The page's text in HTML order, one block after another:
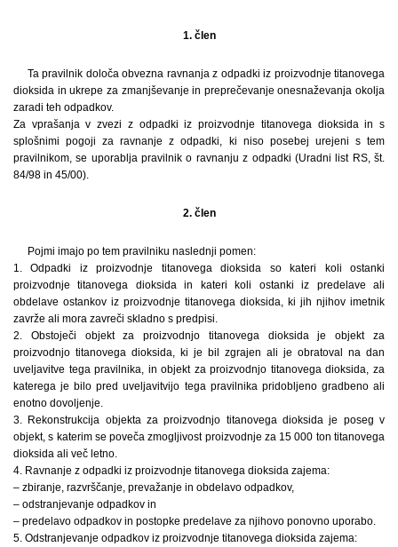
1. člen
Ta pravilnik določa obvezna ravnanja z odpadki iz proizvodnje titanovega
dioksida in ukrepe za zmanjševanje in preprečevanje onesnaževanja okolja
zaradi teh odpadkov.
Za vprašanja v zvezi z odpadki iz proizvodnje titanovega dioksida in s
splošnimi pogoji za ravnanje z odpadki, ki niso posebej urejeni s tem
pravilnikom, se uporablja pravilnik o ravnanju z odpadki (Uradni list RS, št.
84/98 in 45/00).
2. člen
Pojmi imajo po tem pravilniku naslednji pomen:
1. Odpadki iz proizvodnje titanovega dioksida so kateri koli ostanki
proizvodnje titanovega dioksida in kateri koli ostanki iz predelave ali
obdelave ostankov iz proizvodnje titanovega dioksida, ki jih njihov imetnik
zavrže ali mora zavreči skladno s predpisi.
2. Obstoječi objekt za proizvodnjo titanovega dioksida je objekt za
proizvodnjo titanovega dioksida, ki je bil zgrajen ali je obratoval na dan
uveljavitve tega pravilnika, in objekt za proizvodnjo titanovega dioksida, za
katerega je bilo pred uveljavitvijo tega pravilnika pridobljeno gradbeno ali
enotno dovoljenje.
3. Rekonstrukcija objekta za proizvodnjo titanovega dioksida je poseg v
objekt, s katerim se poveča zmogljivost proizvodnje za 15 000 ton titanovega
dioksida ali več letno.
4. Ravnanje z odpadki iz proizvodnje titanovega dioksida zajema:
– zbiranje, razvrščanje, prevažanje in obdelavo odpadkov,
– odstranjevanje odpadkov in
– predelavo odpadkov in postopke predelave za njihovo ponovno uporabo.
5. Odstranjevanje odpadkov iz proizvodnje titanovega dioksida zajema: